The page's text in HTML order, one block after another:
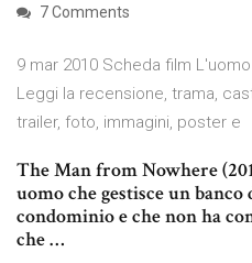
7 Comments
9 mar 2010 Scheda film
Leggi la recensione, trama,
trailer, foto, immagini, poster e
The Man from Nowhere
uomo che gestisce un
condominio e che non ha
che …